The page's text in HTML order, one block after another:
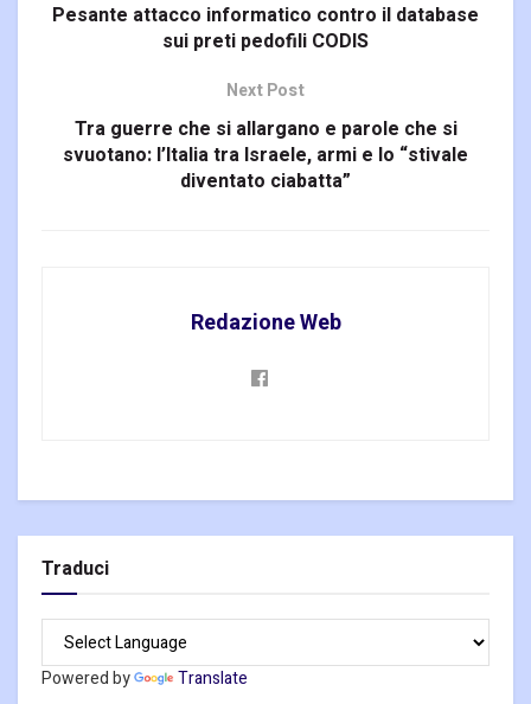
Pesante attacco informatico contro il database
sui preti pedofili CODIS
Next Post
Tra guerre che si allargano e parole che si
svuotano: l’Italia tra Israele, armi e lo “stivale
diventato ciabatta”
Redazione Web
Traduci
Powered by Translate